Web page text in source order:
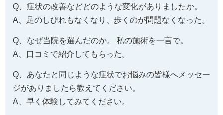
Q、症状の改善などどのような変化がありましたか。
A、足のしびれもなくなり、歩くのが問題なくなった。
Q、なぜ当院を選んだのか。 私の施術を一言で。
A、口コミで紹介してもらった。
Q、あなたと同じような症状でお悩みの皆様へメッセー
ジがありましたら教えてください。
A、早く体験してみてください。